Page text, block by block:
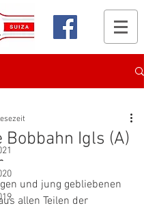
Bobbahn Igls (A)
und jung gebliebenen
allen Teilen der